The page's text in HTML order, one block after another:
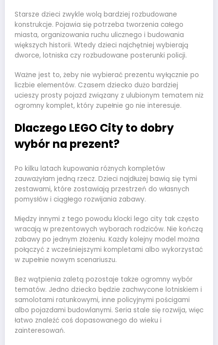
Starsze dzieci zwykle wolą bardziej rozbudowane
konstrukcje. Pojawia się potrzeba tworzenia całego
miasta, organizowania ruchu ulicznego i budowania
większych historii. Wtedy dzieci najchętniej wybierają
dworce, lotniska czy rozbudowane posterunki policji.
Ważne jest to, żeby nie wybierać prezentu wyłącznie po
liczbie elementów. Czasem dziecko dużo bardziej
ucieszy prosty pojazd związany z ulubionym tematem niż
ogromny komplet, który zupełnie go nie interesuje.
Dlaczego LEGO City to dobry
wybór na prezent?
Po kilku latach kupowania różnych kompletów
zauważyłam jedną rzecz. Dzieci najdłużej bawią się tymi
zestawami, które zostawiają przestrzeń do własnych
pomysłów i ciągłego rozwijania zabawy.
Między innymi z tego powodu klocki lego city tak często
wracają w prezentowych wyborach rodziców. Nie kończą
zabawy po jednym złożeniu. Każdy kolejny model można
połączyć z wcześniejszymi kompletami albo wykorzystać
w zupełnie nowym scenariuszu.
Bez wątpienia zaletą pozostaje także ogromny wybór
tematów. Jedno dziecko będzie zachwycone lotniskiem i
samolotami ratunkowymi, inne policyjnymi pościgami
albo pojazdami budowlanymi. Seria stale się rozwija, więc
łatwo znaleźć coś dopasowanego do wieku i
zainteresowań.